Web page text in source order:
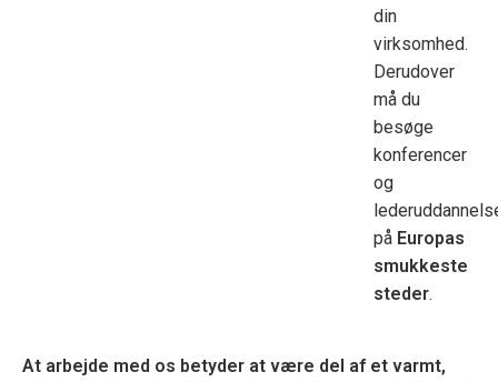
din
virksomhed.
Derudover
må du
besøge
konferencer
og
på Europas
smukkeste
steder.
At arbejde med os betyder at være del af et varmt,